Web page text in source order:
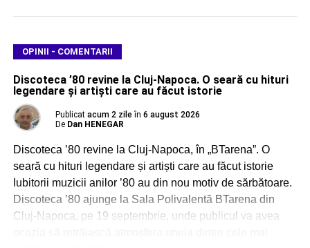
OPINII - COMENTARII
Discoteca ’80 revine la Cluj-Napoca. O seară cu hituri
legendare și artiști care au făcut istorie
Publicat acum 2 zile în 6 august 2026
De Dan HENEGAR
Discoteca ’80 revine la Cluj-Napoca, în „BTarena”. O
seară cu hituri legendare și artiști care au făcut istorie
Iubitorii muzicii anilor ’80 au din nou motiv de sărbătoare.
Discoteca ’80 ajunge la Sala Polivalentă BTarena din
Cluj-Napoca, pe 19 septembrie, unde publicul va avea